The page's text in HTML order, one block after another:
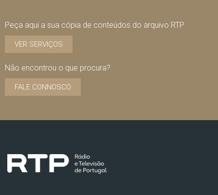
Peça aqui a sua cópia de conteúdos do arquivo RTP
VER SERVIÇOS
Não encontrou o que procura?
FALE CONNOSCO